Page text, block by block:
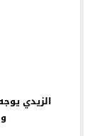
الزيدي